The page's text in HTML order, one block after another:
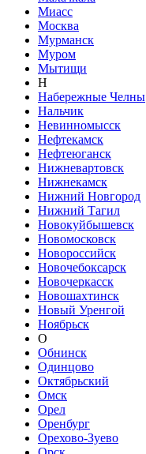
Миасс
Москва
Мурманск
Муром
Мытищи
Н
Набережные Челны
Нальчик
Невинномысск
Нефтекамск
Нефтеюганск
Нижневартовск
Нижнекамск
Нижний Новгород
Нижний Тагил
Новокуйбышевск
Новомосковск
Новороссийск
Новочебоксарск
Новочеркасск
Новошахтинск
Новый Уренгой
Ноябрьск
О
Обнинск
Одинцово
Октябрьский
Омск
Орел
Оренбург
Орехово-Зуево